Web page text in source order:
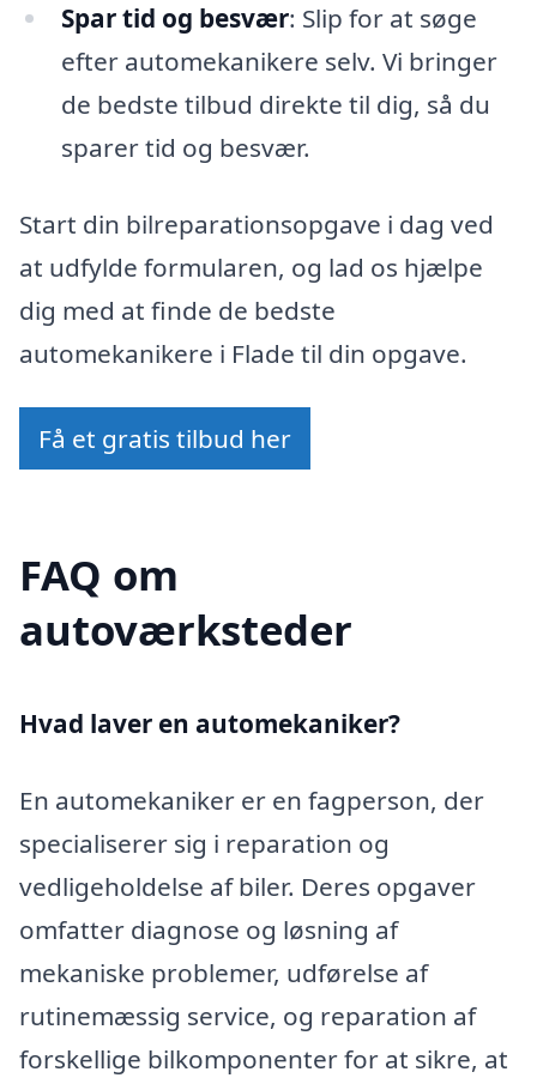
Spar tid og besvær: Slip for at søge
efter automekanikere selv. Vi bringer
de bedste tilbud direkte til dig, så du
sparer tid og besvær.
Start din bilreparationsopgave i dag ved
at udfylde formularen, og lad os hjælpe
dig med at finde de bedste
automekanikere i Flade til din opgave.
Få et gratis tilbud her
FAQ om
autoværksteder
Hvad laver en automekaniker?
En automekaniker er en fagperson, der
specialiserer sig i reparation og
vedligeholdelse af biler. Deres opgaver
omfatter diagnose og løsning af
mekaniske problemer, udførelse af
rutinemæssig service, og reparation af
forskellige bilkomponenter for at sikre, at